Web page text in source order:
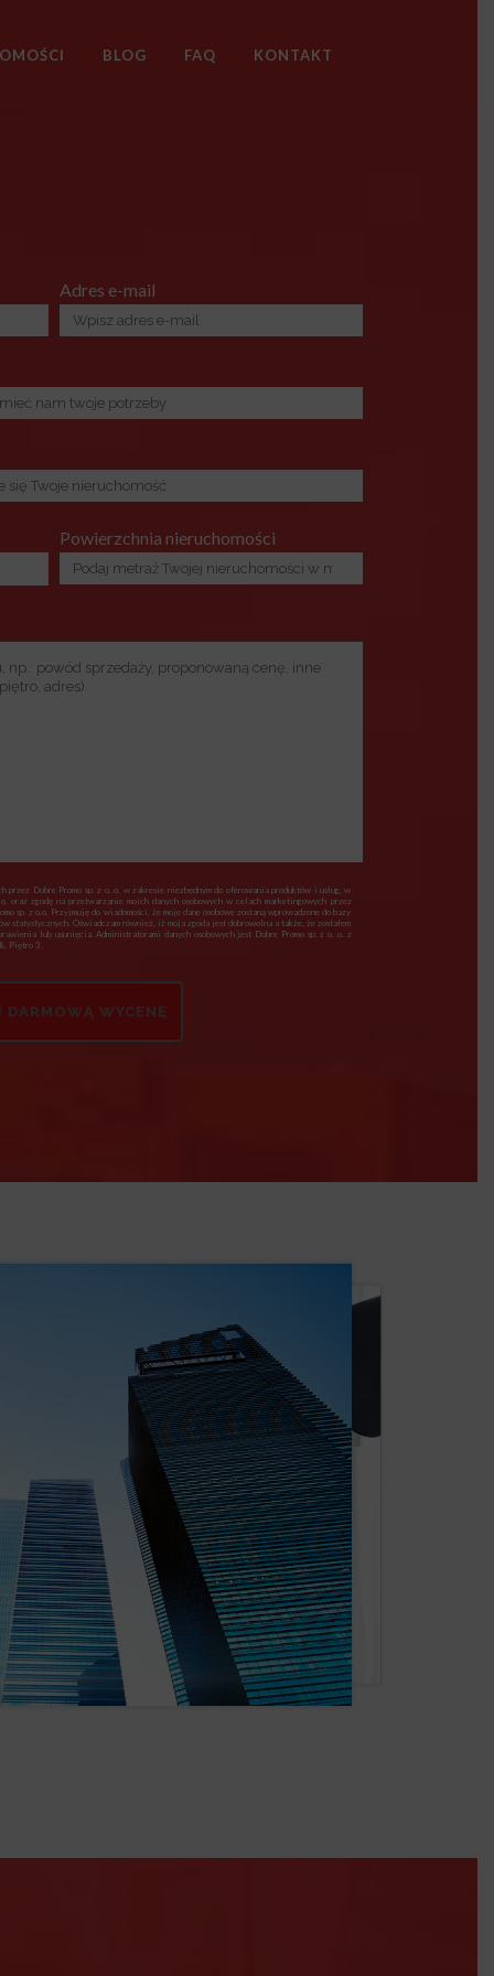
BLOG FAQ KONTAKT
Adres e-mail
Powierzchnia nieruchomości
przez Dobre Promo sp. z o. o. w zakresie niezbędnym do oferowania produktów i usług, w
oraz zgodę na przetwarzanie moich danych osobowych w celach marketingowych przez
sp. z o.o. Przyjmuję do wiadomości, że moje dane osobowe zostaną wprowadzone do bazy
statystycznych. Oświadczam również, iż moja zgoda jest dobrowolna a także, że zostałem
lub usunięcia. Administratorami danych osobowych jest Dobre Promo sp. z o. o. z
Piętro 3.